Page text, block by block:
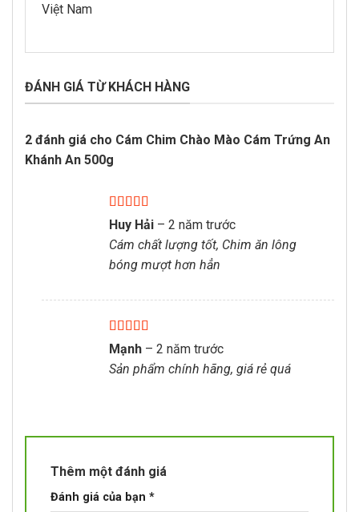
Việt Nam
ĐÁNH GIÁ TỪ KHÁCH HÀNG
2 đánh giá cho Cám Chim Chào Mào Cám Trứng An
Khánh An 500g
Được xếp
hạng55 sao
Huy Hải – 2 năm trước
Cám chất lượng tốt, Chim ăn lông
bóng mượt hơn hẳn
Được xếp
hạng5 5 sao
Mạnh – 2 năm trước
Sản phẩm chính hãng, giá rẻ quá
Thêm một đánh giá
Đánh giá của bạn *